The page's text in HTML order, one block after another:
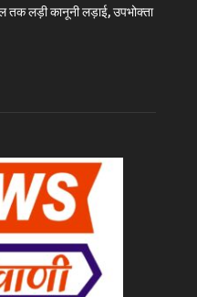
तक लड़ी कानूनी लड़ाई, उपभोक्ता